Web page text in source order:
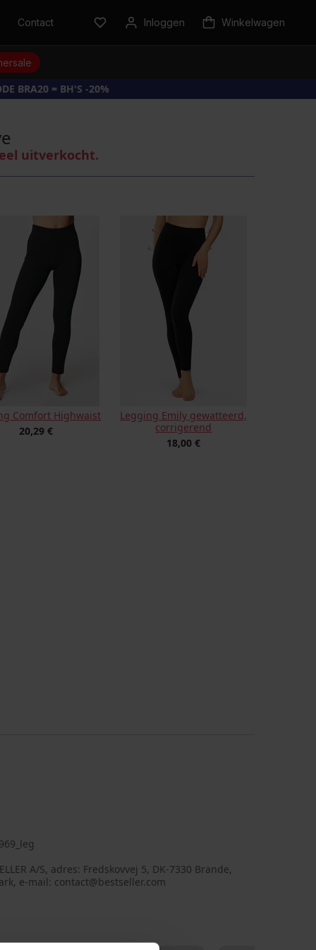
Contact Inloggen Winkelwagen
BRA20 = BH'S -20%
uitverkocht.
Comfort Highwaist
20,29 €
Legging Emily gewatteerd,
corrigerend
18,00 €
A/S, adres: Fredskovvej 5, DK-7330 Brande,
e-mail: contact@bestseller.com